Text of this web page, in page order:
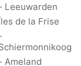
Leeuwarden
de la Frise
Ameland